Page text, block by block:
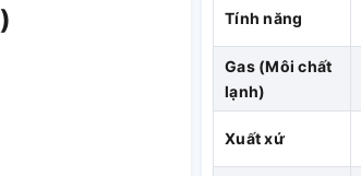
Tính năng
Gas (Môi chất
lạnh)
Xuất xứ